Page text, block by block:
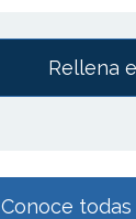
Rellena
Conoce